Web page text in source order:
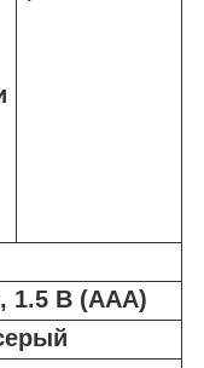
1.5 В (AAA)